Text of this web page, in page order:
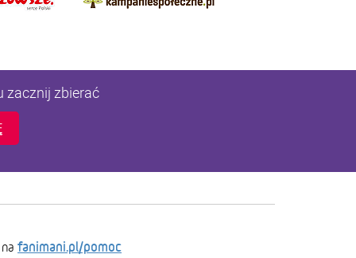
zacznij zbierać
fanimani.pl/pomoc